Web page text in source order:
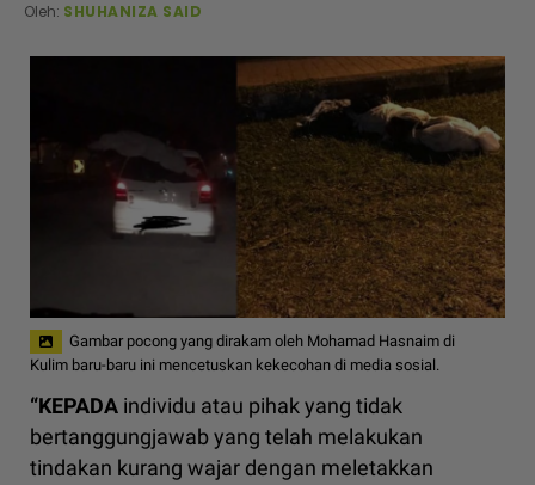
Oleh: SHUHANIZA SAID
Gambar pocong yang dirakam oleh Mohamad Hasnaim di
Kulim baru-baru ini mencetuskan kekecohan di media sosial.
“KEPADA individu atau pihak yang tidak
bertanggungjawab yang telah melakukan
tindakan kurang wajar dengan meletakkan